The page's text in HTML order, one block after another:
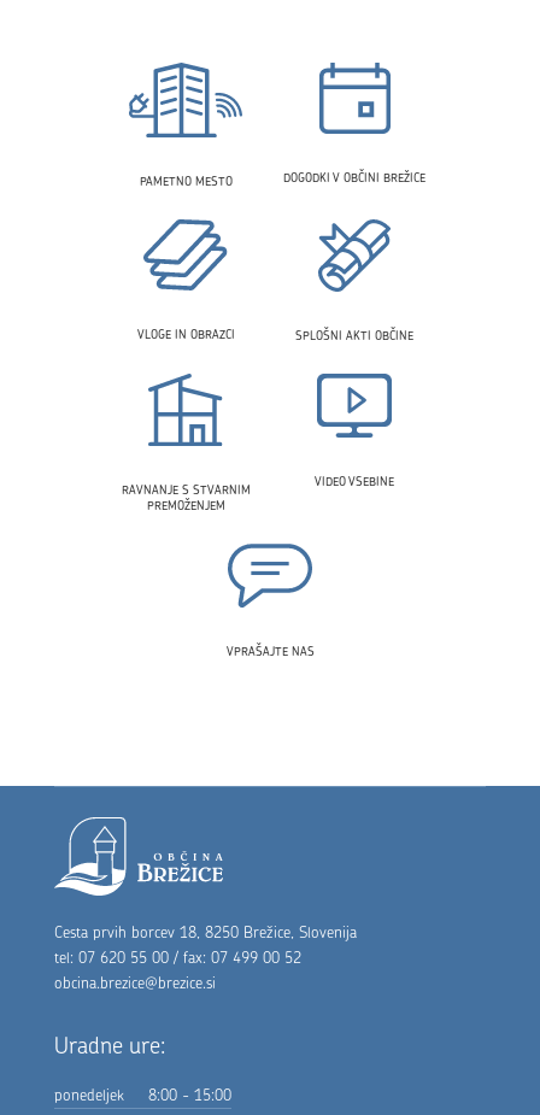
PAMETNO MESTO DOGODKI V OBČINI BREŽICE
VLOGE IN OBRAZCI SPLOŠNI AKTI OBČINE
RAVNANJE S STVARNIM
PREMOŽENJEM
VIDEO VSEBINE
VPRAŠAJTE NAS
Noga strani
Cesta prvih borcev 18, 8250 Brežice, Slovenija
tel: 07 620 55 00 / fax: 07 499 00 52
obcina.brezice@brezice.si
Uradne ure:
ponedeljek
8:00 - 15:00